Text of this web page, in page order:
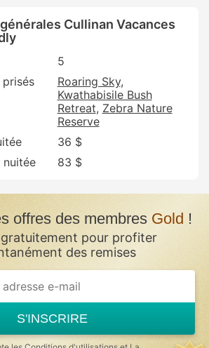
Cullinan Vacances
5
prisés
Roaring Sky
Kwathabisile Bush
Retreat Zebra Nature
Reserve
36 $
nuitée
83 $
offres des membres Gold !
pour profiter
des remises
S'INSCRIRE